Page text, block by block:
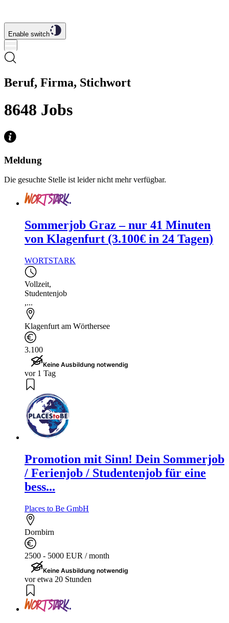
Enable switch
Beruf, Firma, Stichwort
8648 Jobs
Meldung
Die gesuchte Stelle ist leider nicht mehr verfügbar.
Sommerjob Graz – nur 41 Minuten
von Klagenfurt (3.100€ in 24 Tagen)
WORTSTARK
Vollzeit,
Studentenjob
,...
Klagenfurt am Wörthersee
3.100
Keine Ausbildung notwendig
vor 1 Tag
Promotion mit Sinn! Dein Sommerjob
/ Ferienjob / Studentenjob für eine
bess...
Places to Be GmbH
Dornbirn
2500 - 5000 EUR / month
Keine Ausbildung notwendig
vor etwa 20 Stunden